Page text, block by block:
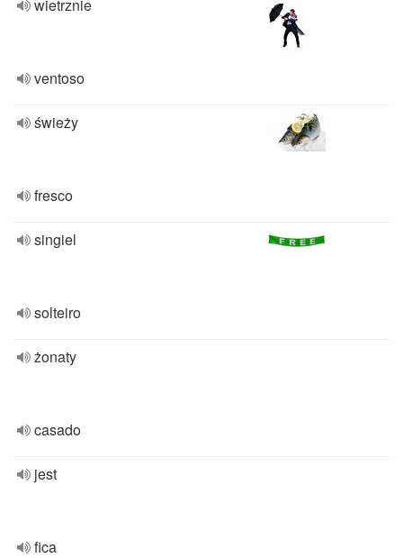
wietrznie
ventoso
świeży
fresco
singiel
solteiro
żonaty
casado
jest
fica